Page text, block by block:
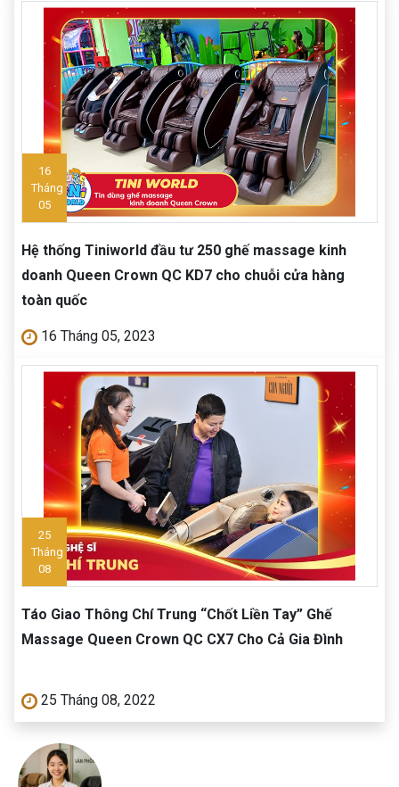
16
Tháng
05
Hệ thống Tiniworld đầu tư 250 ghế massage kinh
doanh Queen Crown QC KD7 cho chuỗi cửa hàng
toàn quốc
16 Tháng 05, 2023
25
Tháng
08
Táo Giao Thông Chí Trung “Chốt Liền Tay” Ghế
Massage Queen Crown QC CX7 Cho Cả Gia Đình
25 Tháng 08, 2022